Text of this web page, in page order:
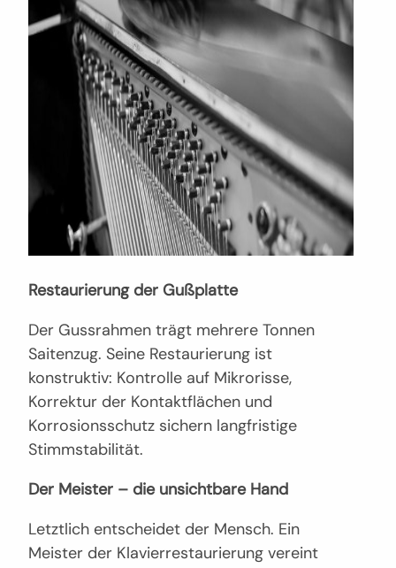
Restaurierung der Gußplatte
Der Gussrahmen trägt mehrere Tonnen
Saitenzug. Seine Restaurierung ist
konstruktiv: Kontrolle auf Mikrorisse,
Korrektur der Kontaktflächen und
Korrosionsschutz sichern langfristige
Stimmstabilität.
Der Meister – die unsichtbare Hand
Letztlich entscheidet der Mensch. Ein
Meister der Klavierrestaurierung vereint